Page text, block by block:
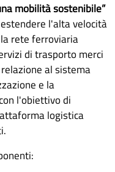
mobilità sostenibile”
l'alta velocità
rete ferroviaria
di trasporto merci
al sistema
e la
l'obiettivo di
logistica